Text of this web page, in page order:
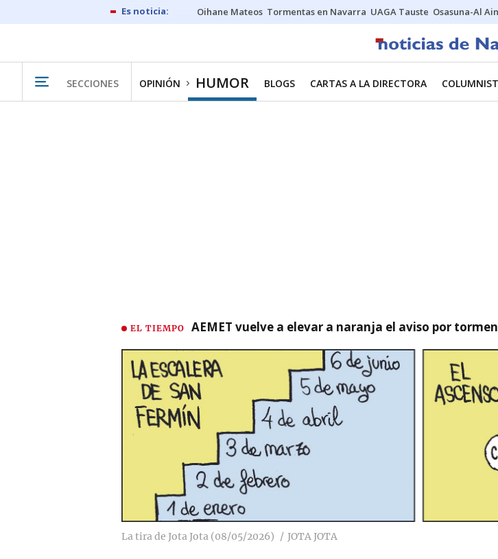
Oihane Mateos Tormentas en Navarra UAGA Tauste Osasuna-Al Ain
SECCIONES OPINIÓN HUMOR BLOGS CARTAS A LA DIRECTORA
EL TIEMPO AEMET vuelve a elevar a naranja el aviso por
La tira de Jota Jota (08/05/2026) JOTA JOTA